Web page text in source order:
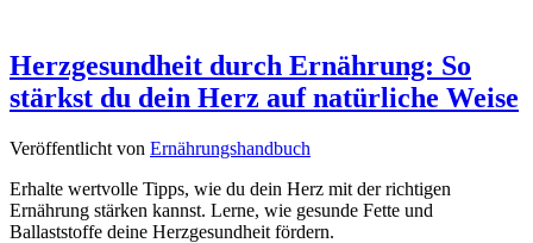
Herzgesundheit durch Ernährung: So
stärkst du dein Herz auf natürliche Weise
Veröffentlicht von Ernährungshandbuch
Erhalte wertvolle Tipps, wie du dein Herz mit der richtigen
Ernährung stärken kannst. Lerne, wie gesunde Fette und
Ballaststoffe deine Herzgesundheit fördern.